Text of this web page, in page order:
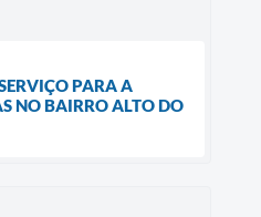
PARA A
NO BAIRRO ALTO DO